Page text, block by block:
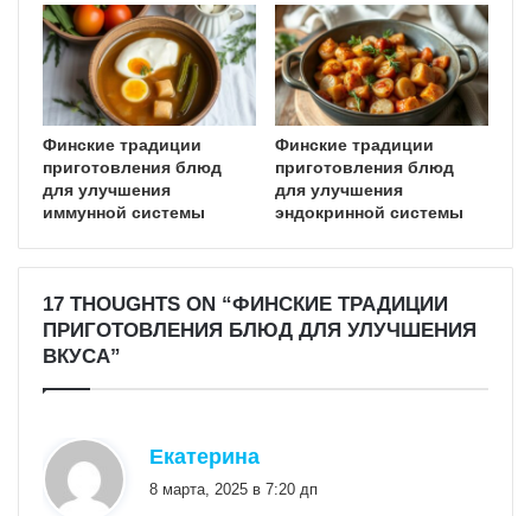
Финские традиции
приготовления блюд
для улучшения
иммунной системы
Финские традиции
приготовления блюд
для улучшения
эндокринной системы
17 THOUGHTS ON “ФИНСКИЕ ТРАДИЦИИ
ПРИГОТОВЛЕНИЯ БЛЮД ДЛЯ УЛУЧШЕНИЯ
ВКУСА”
Екатерина
8 марта, 2025 в 7:20 дп